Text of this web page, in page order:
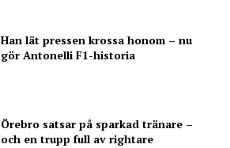
Han lät pressen krossa honom – nu
gör Antonelli F1-historia
Örebro satsar på sparkad tränare –
och en trupp full av rightare